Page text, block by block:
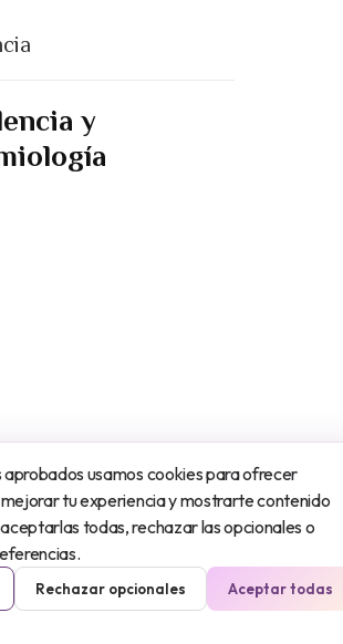
y
aprobados usamos cookies para ofrecer
tu experiencia y mostrarte contenido
todas, rechazar las opcionales o
Rechazar opcionales Aceptar todas